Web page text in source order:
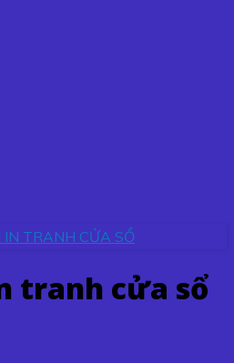
IN TRANH CỬA SỔ
tranh cửa sổ